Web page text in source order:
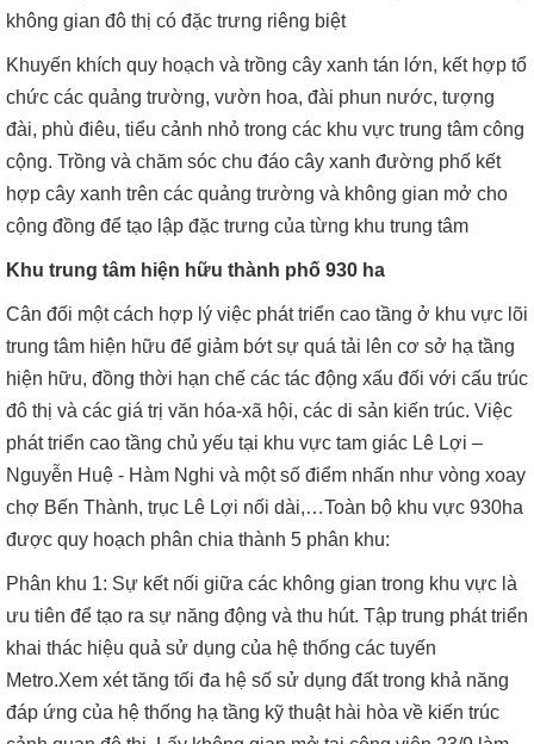
không gian đô thị có đặc trưng riêng biệt
Khuyến khích quy hoạch và trồng cây xanh tán lớn, kết hợp tổ
chức các quảng trường, vườn hoa, đài phun nước, tượng
đài, phù điêu, tiểu cảnh nhỏ trong các khu vực trung tâm công
cộng. Trồng và chăm sóc chu đáo cây xanh đường phố kết
hợp cây xanh trên các quảng trường và không gian mở cho
cộng đồng để tạo lập đặc trưng của từng khu trung tâm
Khu trung tâm hiện hữu thành phố 930 ha
Cân đối một cách hợp lý việc phát triển cao tầng ở khu vực lõi
trung tâm hiện hữu để giảm bớt sự quá tải lên cơ sở hạ tầng
hiện hữu, đồng thời hạn chế các tác động xấu đối với cấu trúc
đô thị và các giá trị văn hóa-xã hội, các di sản kiến trúc. Việc
phát triển cao tầng chủ yếu tại khu vực tam giác Lê Lợi –
Nguyễn Huệ - Hàm Nghi và một số điểm nhấn như vòng xoay
chợ Bến Thành, trục Lê Lợi nối dài,…Toàn bộ khu vực 930ha
được quy hoạch phân chia thành 5 phân khu:
Phân khu 1: Sự kết nối giữa các không gian trong khu vực là
ưu tiên để tạo ra sự năng động và thu hút. Tập trung phát triển
khai thác hiệu quả sử dụng của hệ thống các tuyến
Metro.Xem xét tăng tối đa hệ số sử dụng đất trong khả năng
đáp ứng của hệ thống hạ tầng kỹ thuật hài hòa về kiến trúc